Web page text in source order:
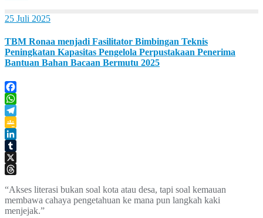
25 Juli 2025
TBM Ronaa menjadi Fasilitator Bimbingan Teknis
Peningkatan Kapasitas Pengelola Perpustakaan Penerima
Bantuan Bahan Bacaan Bermutu 2025
Facebook
WhatsApp
Telegram
Google
Classroom
LinkedIn
Tumblr
X
“Akses literasi bukan soal kota atau desa, tapi soal kemauan
membawa cahaya pengetahuan ke mana pun langkah kaki
menjejak.”